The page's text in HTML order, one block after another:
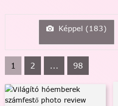
Képpel (183)
1 2 ... 98